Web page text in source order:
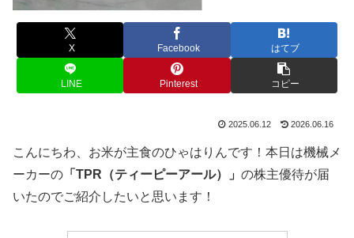
X Facebook はてブ
LINE Pinterest コピー
2025.06.12 2026.06.16
こんにちわ、お米が主食のひゃはりんです！本日は機械メ
ーカーの 「TPR（ティーピーアール）」 の株主優待が届
いたのでご紹介したいと思います！